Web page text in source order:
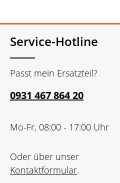
Service-Hotline
Passt mein Ersatzteil?
0931 467 864 20
Mo-Fr, 08:00 - 17:00 Uhr
Oder über unser
Kontaktformular.